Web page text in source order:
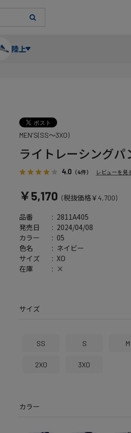
ツ・タイツ
ベスト
手袋
陸上
パーツ
ミニハ
ー
MEN'S(SS～3XO)
ライトレーシングパ
4.0 （4件） レビューを見
￥5,170 (税抜価格￥4,700)
品番 2811A405
発売日 2024/04/08
サイズ XO
カラー 05
在庫 ×
色名 ネイビー
サイズ
SS S M
2XO 3XO
カラー